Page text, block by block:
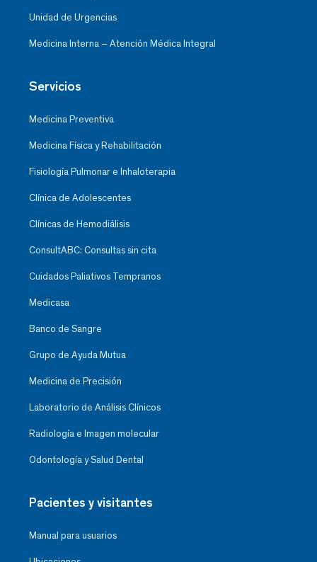
Unidad de Urgencias
Medicina Interna – Atención Médica Integral
Servicios
Medicina Preventiva
Medicina Física y Rehabilitación
Fisiología Pulmonar e Inhaloterapia
Clínica de Adolescentes
Clínicas de Hemodiálisis
ConsultABC: Consultas sin cita
Cuidados Paliativos Tempranos
Medicasa
Banco de Sangre
Grupo de Ayuda Mutua
Medicina de Precisión
Laboratorio de Análisis Clínicos
Radiología e Imagen molecular
Odontología y Salud Dental
Pacientes y visitantes
Manual para usuarios